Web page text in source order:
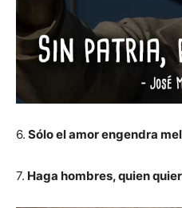
6. Sólo el amor engendra
7. Haga hombres, quien